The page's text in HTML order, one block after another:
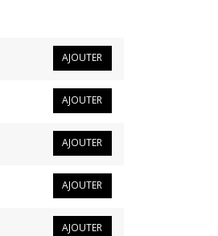
AJOUTER
AJOUTER
AJOUTER
AJOUTER
AJOUTER